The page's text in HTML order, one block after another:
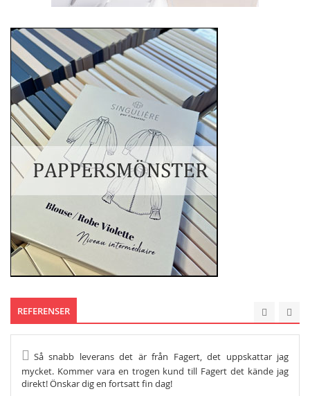
REFERENSER
Så snabb leverans det är från Fagert, det uppskattar jag
mycket. Kommer vara en trogen kund till Fagert det kände jag
direkt! Önskar dig en fortsatt fin dag!